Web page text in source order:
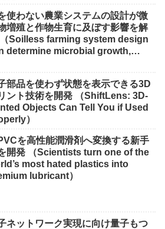
使わない農業システムの設計が微
増殖と作物生育に及ぼす影響を解
Soilless farming system design
determine microbial growth,
部品を使わず状態を表示できる3D
ント技術を開発 （ShiftLens: 3D-
Objects Can Tell You if Used
）
を高性能潤滑剤へ変換する新手
開発 （Scientists turn one of the
most hated plastics into
lubricant）
ネットワーク実現に向け量子もつ